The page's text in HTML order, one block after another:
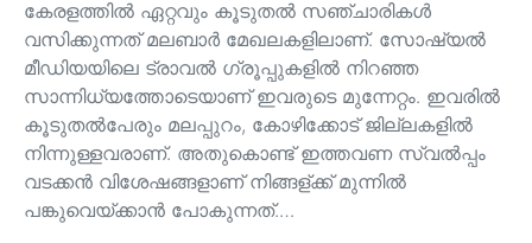
കേരളത്തിൽ ഏറ്റവും കൂടുതൽ സഞ്ചാരികൾ
വസിക്കുന്നത് മലബാർ മേഖലകളിലാണ്. സോഷ്യൽ
മീഡിയയിലെ ട്രാവൽ ഗ്രൂപ്പുകളിൽ നിറഞ്ഞ
സാന്നിധ്യത്തോടെയാണ് ഇവരുടെ മുന്നേറ്റം. ഇവരിൽ
കൂടുതൽപേരും മലപ്പുറം, കോഴിക്കോട് ജില്ലകളിൽ
നിന്നുള്ളവരാണ്. അതുകൊണ്ട് ഇത്തവണ സ്വൽപ്പം
വടക്കൻ വിശേഷങ്ങളാണ് നിങ്ങള്ക്ക് മുന്നിൽ
പങ്കുവെയ്ക്കാൻ പോകുന്നത്.…